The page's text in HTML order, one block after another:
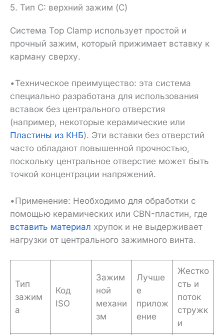
5. Тип C: верхний зажим (C)
Система Top Clamp использует простой и
прочный зажим, который прижимает вставку к
карману сверху.
•Техническое преимущество: эта система
специально разработана для использования
вставок без центрального отверстия
(например, некоторые керамические или
Пластины из КНБ). Эти вставки без отверстий
часто обладают повышенной прочностью,
поскольку центральное отверстие может быть
точкой концентрации напряжений.
•Применение: Необходимо для обработки с
помощью керамических или CBN-пластин, где
вставить материал хрупок и не выдерживает
нагрузки от центрального зажимного винта.
Тип
зажим
а
Код
ISO
Зажим
ной
механи
зм
Лучше
е
прилож
ение
Жестко
сть и
поток
стружк
и